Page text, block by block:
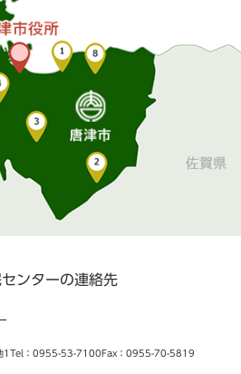
ンターの連絡先
1 Tel：0955-53-7100 Fax：0955-70-5819